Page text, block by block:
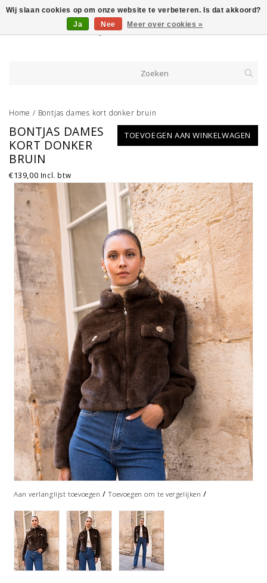
Home / Bontjas dames kort donker bruin
TOEVOEGEN AAN WINKELWAGEN
BONTJAS DAMES
KORT DONKER
BRUIN
€139,00 Incl. btw
Aan verlanglijst toevoegen /Toevoegen om te vergelijken /
Wij slaan cookies op om onze website te verbeteren. Is dat akkoord?
Ja
Nee Meer over cookies »